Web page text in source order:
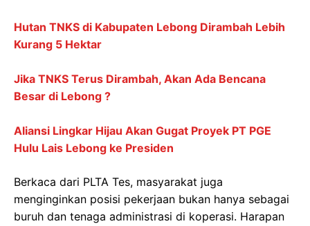
Hutan TNKS di Kabupaten Lebong Dirambah Lebih
Kurang 5 Hektar
Jika TNKS Terus Dirambah, Akan Ada Bencana
Besar di Lebong ?
Aliansi Lingkar Hijau Akan Gugat Proyek PT PGE
Hulu Lais Lebong ke Presiden
Berkaca dari PLTA Tes, masyarakat juga
menginginkan posisi pekerjaan bukan hanya sebagai
buruh dan tenaga administrasi di koperasi. Harapan